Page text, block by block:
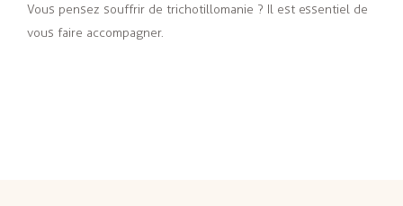
Vous pensez souffrir de trichotillomanie ? Il est essentiel de
vous faire accompagner.